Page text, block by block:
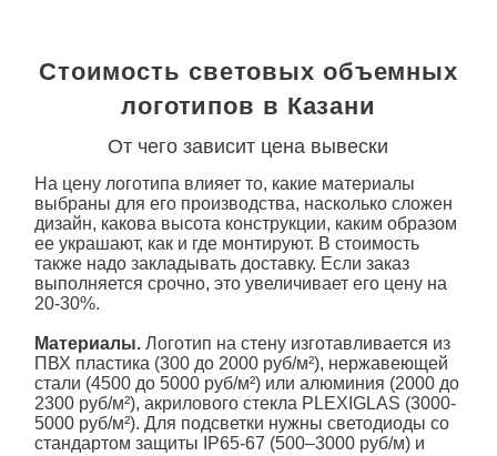
логотипов в Казани
От чего зависит цена вывески
На цену логотипа влияет то, какие материалы
выбраны для его производства, насколько сложен
дизайн, какова высота конструкции, каким образом
ее украшают, как и где монтируют. В стоимость
также надо закладывать доставку. Если заказ
выполняется срочно, это увеличивает его цену на
20-30%.
Материалы.
ПВХ пластика (300 до 2000 руб/м²), нержавеющей
стали (4500 до 5000 руб/м²) или алюминия (2000 до
2300 руб/м²), акрилового стекла PLEXIGLAS (3000-
5000 руб/м²). Для подсветки нужны светодиоды со
стандартом защиты IP65-67 (500–3000 руб/м) и
блок питания (500-1500 руб/шт). Стоимость резки и
Оставить
заявку